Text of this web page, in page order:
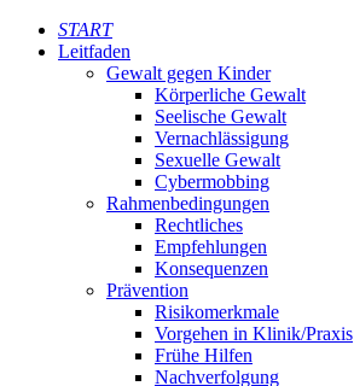
START
Leitfaden
Gewalt gegen Kinder
Körperliche Gewalt
Seelische Gewalt
Vernachlässigung
Sexuelle Gewalt
Cybermobbing
Rahmenbedingungen
Rechtliches
Empfehlungen
Konsequenzen
Prävention
Risikomerkmale
Vorgehen in Klinik/Praxis
Frühe Hilfen
Nachverfolgung